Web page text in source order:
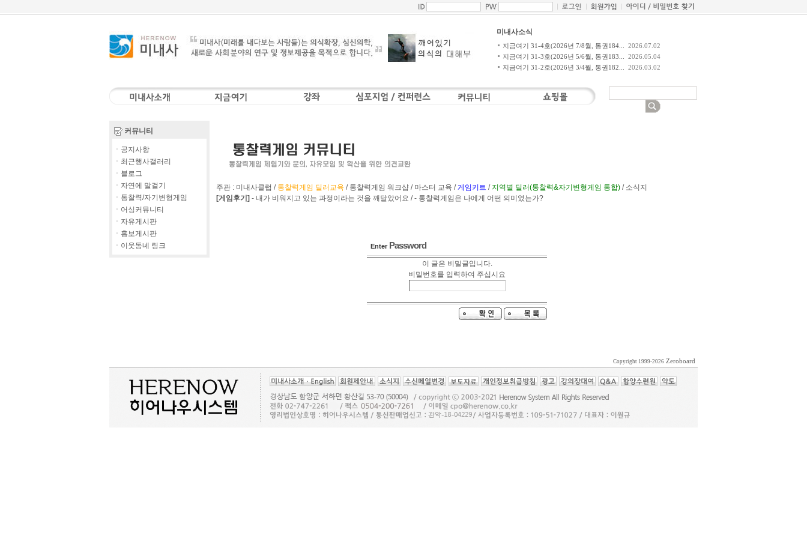
미내사소식
지금여기 31-4호(2026년 7/8월, 통권184...
2026.07.02
지금여기 31-3호(2026년 5/6월, 통권183...
2026.05.04
지금여기 31-2호(2026년 3/4월, 통권182...
2026.03.02
커뮤니티
ㆍ공지사항
ㆍ최근행사갤러리
ㆍ블로그
ㆍ자연에 말걸기
ㆍ통찰력/자기변형게임
ㆍ어싱커뮤니티
ㆍ자유게시판
ㆍ홍보게시판
ㆍ이웃동네 링크
주관 : 미내사클럽 / 통찰력게임 딜러교육 / 통찰력게임 워크샵 / 마스터 교육 /게임키트 / 지역별 딜러(통찰력&자기변형게임 통합) / 소식지
[게임후기] - 내가 비워지고 있는 과정이라는 것을 깨달았어요 / - 통찰력게임은 나에게 어떤 의미였는가?
Enter Password
이 글은 비밀글입니다.
비밀번호를 입력하여 주십시요
Copyright 1999-2026 Zeroboard